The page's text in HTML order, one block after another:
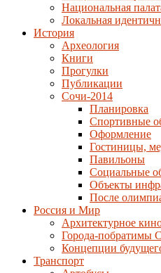
Национальная
Локальная
История
Археология
Книги
Прогулки
Публикации
Сочи-2014
Планировка
Спортивные
Оформление
Гостиницы,
Павильоны
Социальные
Объекты
После
Россия и Мир
Архитектурное
Города-побратимы
Концепции
Транспорт